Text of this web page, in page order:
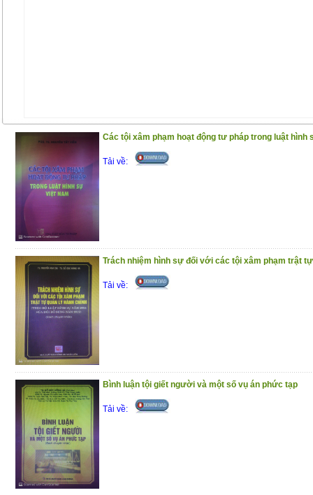
Các tội xâm phạm hoạt động tư pháp trong luật hình
Tải về:
Trách nhiệm hình sự đối với các tội xâm phạm trật
Tải về:
Bình luận tội giết người và một số vụ án phức tạp
Tải về: